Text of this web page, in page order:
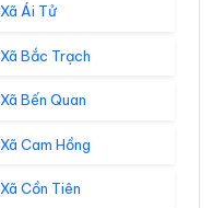
Xã Ái Tử
Xã Bắc Trạch
Xã Bến Quan
Xã Cam Hồng
Xã Cồn Tiên